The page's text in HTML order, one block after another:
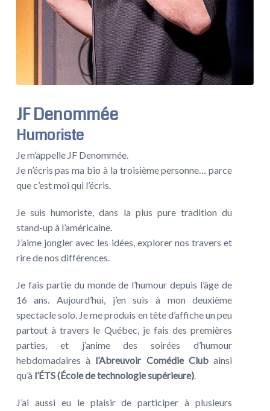
JF Denommée
Humoriste
Je m’appelle JF Denommée.
Je n’écris pas ma bio à la troisième personne… parce
que c’est moi qui l’écris.
Je suis humoriste, dans la plus pure tradition du
stand-up à l’américaine.
J’aime jongler avec les idées, explorer nos travers et
rire de nos différences.
Je fais partie du monde de l’humour depuis l’âge de
16 ans. Aujourd’hui, j’en suis à mon deuxième
spectacle solo. Je me produis en tête d’affiche un peu
partout à travers le Québec, je fais des premières
parties, et j’anime des soirées d’humour
hebdomadaires à l’Abreuvoir Comédie Clubainsi
qu’à l’ÉTS (École de technologie supérieure).
J’ai aussi eu le plaisir de participer à plusieurs